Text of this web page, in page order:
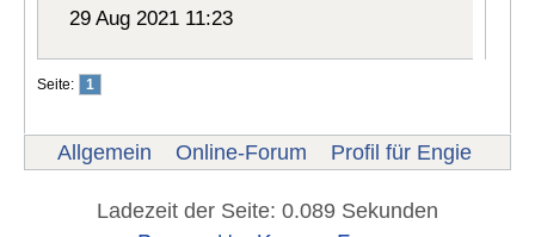
29 Aug 2021 11:23
Seite: 1
Allgemein Online-Forum Profil für Engie
Ladezeit der Seite: 0.089 Sekunden